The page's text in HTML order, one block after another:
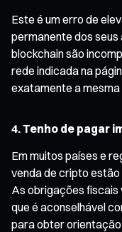
Este é um erro de
permanente dos
blockchain são
rede indicada na
exatamente a mesma
4. Tenho de pagar
Em muitos países e
venda de cripto
As obrigações fiscais
que é aconselhável
para obter